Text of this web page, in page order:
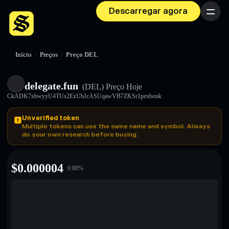
Descarregar agora Menu
Início / Preços / Preço DEL
delegate.fun (DEL) Preço Hoje
CkADK7xbwyyU4TUs2ExUbJcASUqawVB7ZKSr1pexbonk
Unverified token
Multiple tokens can use the same name and symbol. Always
do your own research before buying.
$0.000004 0.00%